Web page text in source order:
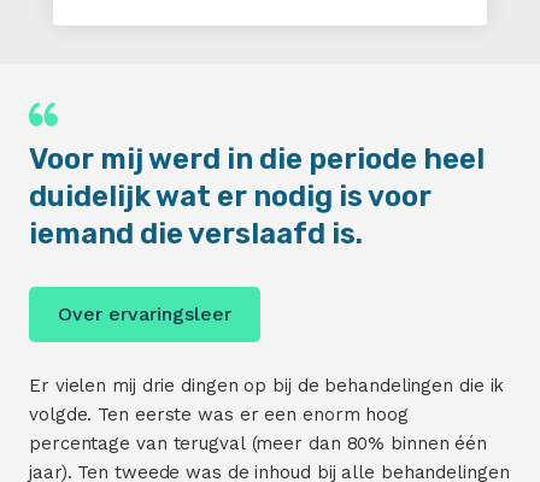
Voor mij werd in die periode heel
duidelijk wat er nodig is voor
iemand die verslaafd is.
Over ervaringsleer
Er vielen mij drie dingen op bij de behandelingen die ik
volgde. Ten eerste was er een enorm hoog
percentage van terugval (meer dan 80% binnen één
jaar). Ten tweede was de inhoud bij alle behandelingen